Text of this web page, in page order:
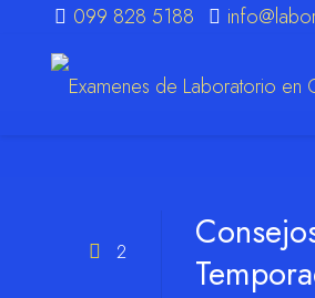
099 828 5188
2